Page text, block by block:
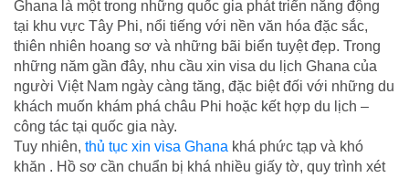
Ghana là một trong những quốc gia phát triển năng động
tại khu vực Tây Phi, nổi tiếng với nền văn hóa đặc sắc,
thiên nhiên hoang sơ và những bãi biển tuyệt đẹp. Trong
những năm gần đây, nhu cầu xin visa du lịch Ghana của
người Việt Nam ngày càng tăng, đặc biệt đối với những du
khách muốn khám phá châu Phi hoặc kết hợp du lịch –
công tác tại quốc gia này.
Tuy nhiên, thủ tục xin visa Ghana khá phức tạp và khó
khăn . Hồ sơ cần chuẩn bị khá nhiều giấy tờ, quy trình xét